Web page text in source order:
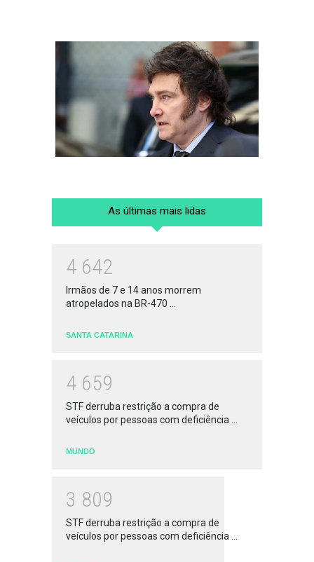
As últimas mais lidas
4 642
Irmãos de 7 e 14 anos morrem
atropelados na BR-470 ...
SANTA CATARINA
4 659
STF derruba restrição a compra de
veículos por pessoas com deficiência ...
MUNDO
3 809
STF derruba restrição a compra de
veículos por pessoas com deficiência ...